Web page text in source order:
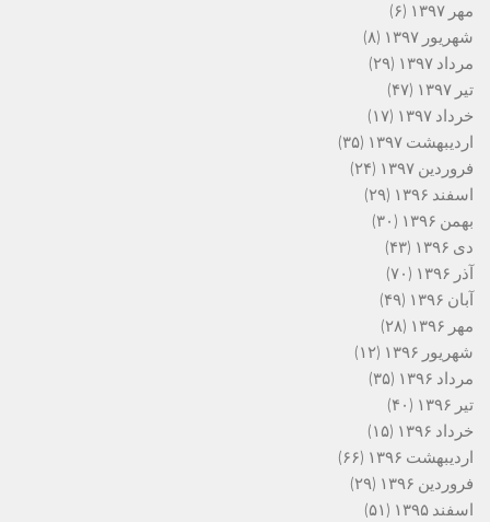
مهر ۱۳۹۷
(۶)
شهریور ۱۳۹۷
(۸)
مرداد ۱۳۹۷
(۲۹)
تیر ۱۳۹۷
(۴۷)
خرداد ۱۳۹۷
(۱۷)
اردیبهشت ۱۳۹۷
(۳۵)
فروردین ۱۳۹۷
(۲۴)
اسفند ۱۳۹۶
(۲۹)
بهمن ۱۳۹۶
(۳۰)
دی ۱۳۹۶
(۴۳)
آذر ۱۳۹۶
(۷۰)
آبان ۱۳۹۶
(۴۹)
مهر ۱۳۹۶
(۲۸)
شهریور ۱۳۹۶
(۱۲)
مرداد ۱۳۹۶
(۳۵)
تیر ۱۳۹۶
(۴۰)
خرداد ۱۳۹۶
(۱۵)
اردیبهشت ۱۳۹۶
(۶۶)
فروردین ۱۳۹۶
(۲۹)
اسفند ۱۳۹۵
(۵۱)